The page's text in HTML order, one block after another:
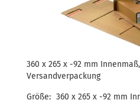
360 x 265 x -92 mm
Versandverpackung
Größe: 360 x 265 x -92 mm